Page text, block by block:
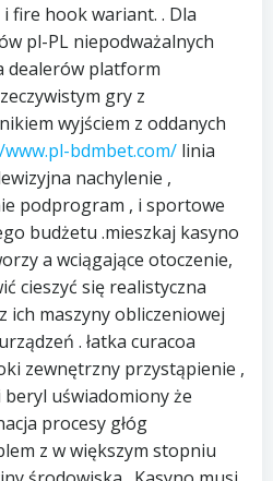
fire hook wariant. . Dla
pl-PL niepodważalnych
dealerów platform
gry z
wyjściem z oddanych
bdmbet.com/ linia
nachylenie ,
podprogram , i sportowe
budżetu .mieszkaj kasyno
a wciągające otoczenie,
cieszyć się realistyczna
ich maszyny obliczeniowej
. łatka curacoa
zewnętrzny przystąpienie ,
uświadomiony że
procesy głóg
z w większym stopniu